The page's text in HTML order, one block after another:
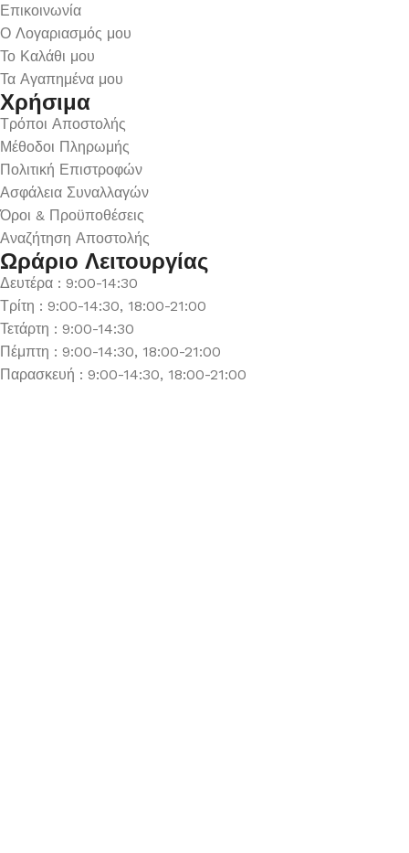
Επικοινωνία
Ο Λογαριασμός μου
Το Καλάθι μου
Τα Αγαπημένα μου
Χρήσιμα
Τρόποι Αποστολής
Μέθοδοι Πληρωμής
Πολιτική Επιστροφών
Ασφάλεια Συναλλαγών
Όροι & Προϋποθέσεις
Αναζήτηση Αποστολής
Ωράριο Λειτουργίας
Δευτέρα : 9:00-14:30
Τρίτη : 9:00-14:30, 18:00-21:00
Τετάρτη : 9:00-14:30
Πέμπτη : 9:00-14:30, 18:00-21:00
Παρασκευή : 9:00-14:30, 18:00-21:00